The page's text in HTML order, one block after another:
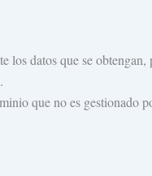
los datos que se
.
que no es gestionado